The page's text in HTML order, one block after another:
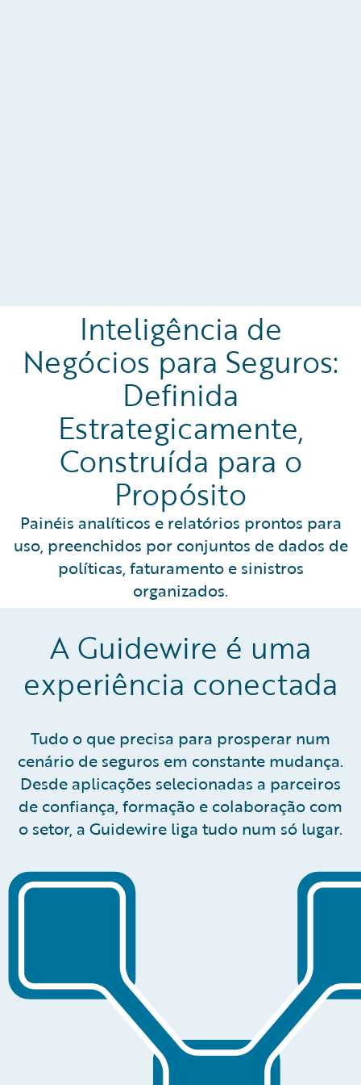
Inteligência de
Negócios para Seguros:
Definida
Estrategicamente,
Construída para o
Propósito
Painéis analíticos e relatórios prontos para
uso, preenchidos por conjuntos de dados de
políticas, faturamento e sinistros
organizados.
A Guidewire é uma
experiência conectada
Tudo o que precisa para prosperar num
cenário de seguros em constante mudança.
Desde aplicações selecionadas a parceiros
de confiança, formação e colaboração com
o setor, a Guidewire liga tudo num só lugar.